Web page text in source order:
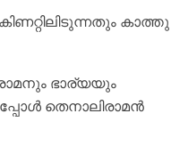
കിണറ്റിലിടുന്നതും കാത്തു
ഭാര്യയും
തെനാലിരാമൻ